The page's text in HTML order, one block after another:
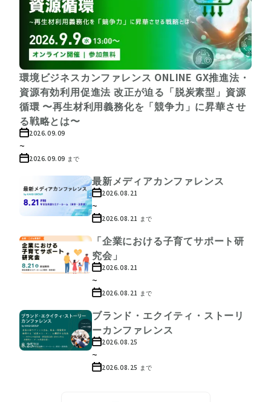
環境ビジネスカンファレンス ONLINE GX推進法・
資源有効利用促進法 改正が迫る「脱炭素型」資源
循環 〜再生材利用義務化を「競争力」に昇華させ
る戦略とは〜
2026.09.09
~
2026.09.09 まで
最新メディアカンファレンス
2026.08.21
~
2026.08.21 まで
「企業における子育てサポート研
究会」
2026.08.21
~
2026.08.21 まで
ブランド・エクイティ・ストーリ
ーカンファレンス
2026.08.25
~
2026.08.25 まで